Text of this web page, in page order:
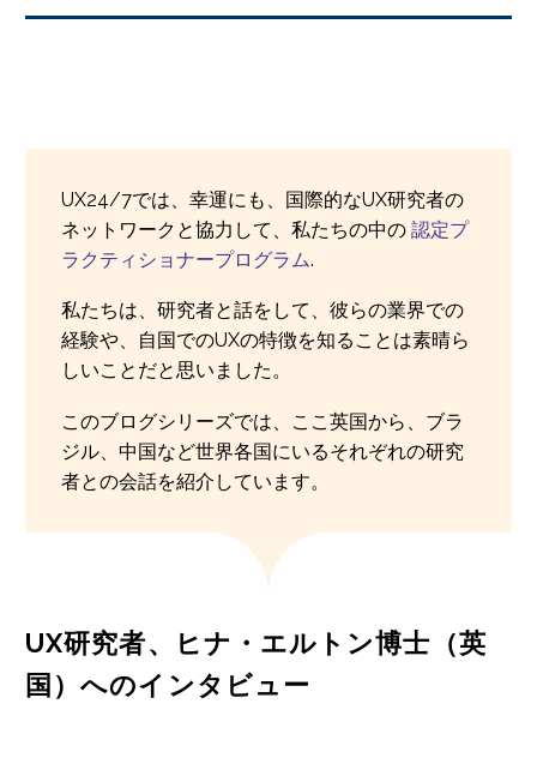
UX24/7では、幸運にも、国際的なUX研究者の
ネットワークと協力して、私たちの中の 認定プ
ラクティショナープログラム.
私たちは、研究者と話をして、彼らの業界での
経験や、自国でのUXの特徴を知ることは素晴ら
しいことだと思いました。
このブログシリーズでは、ここ英国から、ブラ
ジル、中国など世界各国にいるそれぞれの研究
者との会話を紹介しています。
UX研究者、ヒナ・エルトン博士（英
国）へのインタビュー